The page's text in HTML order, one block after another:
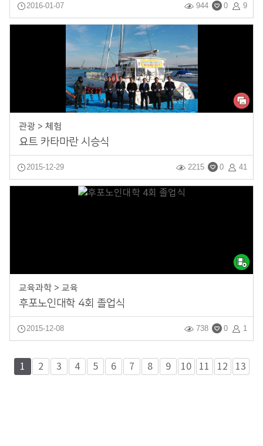
2016-01-07 9
0
944
관광 > 체험
요트 카타마란 시승식
2015-12-29 41
0
2215
교육과학 > 교육
후포노인대학 4회 졸업식
2015-12-08 1
0
738
1 2 3 4 5 6 7 8 9 10 11 12 13